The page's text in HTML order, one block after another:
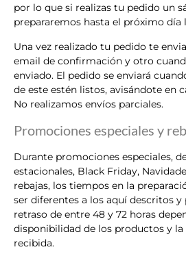
por lo que si realizas tu pedido un
prepararemos hasta el próximo día
Una vez realizado tu pedido te
email de confirmación y otro
enviado. El pedido se enviará
de este estén listos, avisándote en
No realizamos envíos parciales.
Promociones especiales y
Durante promociones especiales,
estacionales, Black Friday,
rebajas, los tiempos en la
ser diferentes a los aquí descritos
retraso de entre 48 y 72 horas
disponibilidad de los productos y
recibida.